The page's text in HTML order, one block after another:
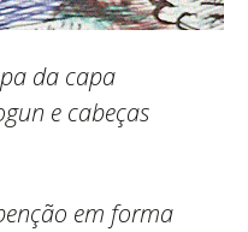
da capa
e cabeças
em forma